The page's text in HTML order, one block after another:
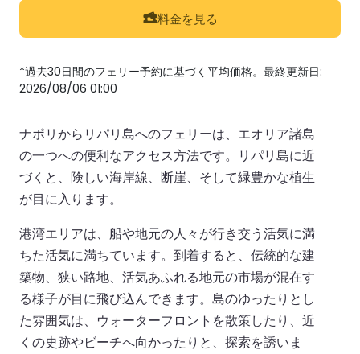
料金を見る
*過去30日間のフェリー予約に基づく平均価格。最終更新日:
2026/08/06 01:00
ナポリからリパリ島へのフェリーは、エオリア諸島
の一つへの便利なアクセス方法です。リパリ島に近
づくと、険しい海岸線、断崖、そして緑豊かな植生
が目に入ります。
港湾エリアは、船や地元の人々が行き交う活気に満
ちた活気に満ちています。到着すると、伝統的な建
築物、狭い路地、活気あふれる地元の市場が混在す
る様子が目に飛び込んできます。島のゆったりとし
た雰囲気は、ウォーターフロントを散策したり、近
くの史跡やビーチへ向かったりと、探索を誘いま